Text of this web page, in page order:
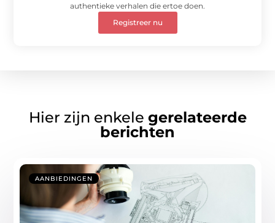
authentieke verhalen die ertoe doen.
Registreer nu
Hier zijn enkele gerelateerde
berichten
AANBIEDINGEN